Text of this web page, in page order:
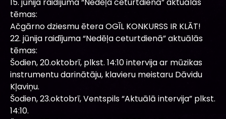
tēmas:
Ačgārno dziesmu ētera OGĪL KONKURSS IR KLĀT!
22. jūnija raidījuma “Nedēļa ceturtdienā” aktuālās
tēmas:
Šodien, 20.oktobrī, plkst. 14:10 intervija ar mūzikas
instrumentu darinātāju, klavieru meistaru Dāvidu
Kļaviņu.
Šodien, 23.oktobrī, Ventspils “Aktuālā intervija” plkst.
14:10.